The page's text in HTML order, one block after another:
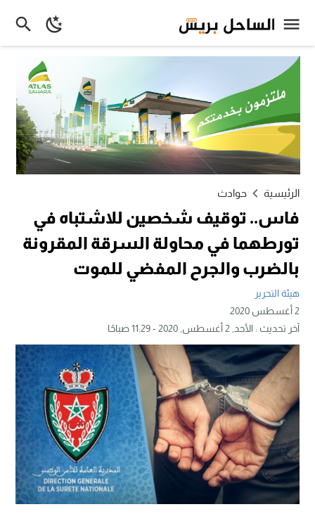
الرئيسية حوادث
فاس.. توقيف شخصين للاشتباه في
تورطهما في محاولة السرقة المقرونة
بالضرب والجرح المفضي للموت
هيئة التحرير
2 أغسطس 2020
آخر تحديث :الأحد, 2 أغسطس, 2020 - 11:29 صباحًا